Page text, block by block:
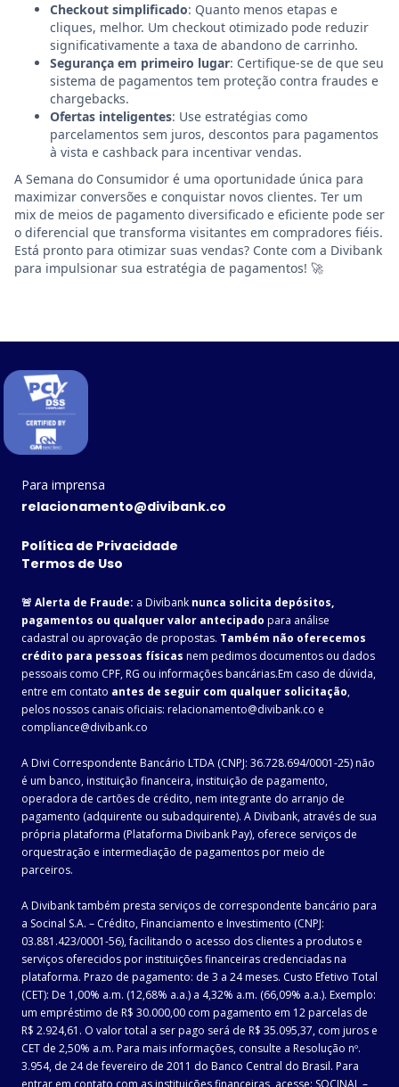
Checkout simplificado: Quanto menos etapas e
cliques, melhor. Um checkout otimizado pode reduzir
significativamente a taxa de abandono de carrinho.
Segurança em primeiro lugar: Certifique-se de que seu
sistema de pagamentos tem proteção contra fraudes e
chargebacks.
Ofertas inteligentes: Use estratégias como
parcelamentos sem juros, descontos para pagamentos
à vista e cashback para incentivar vendas.
A Semana do Consumidor é uma oportunidade única para
maximizar conversões e conquistar novos clientes. Ter um
mix de meios de pagamento diversificado e eficiente pode ser
o diferencial que transforma visitantes em compradores fiéis.
Está pronto para otimizar suas vendas? Conte com a Divibank
para impulsionar sua estratégia de pagamentos! 🚀
Para imprensa
relacionamento@divibank.co
Política de Privacidade
Termos de Uso
🚨 Alerta de Fraude: a Divibank nunca solicita depósitos,
pagamentos ou qualquer valor antecipado para análise
cadastral ou aprovação de propostas. Também não oferecemos
crédito para pessoas físicas nem pedimos documentos ou dados
pessoais como CPF, RG ou informações bancárias.Em caso de dúvida,
entre em contato antes de seguir com qualquer solicitação,
pelos nossos canais oficiais: relacionamento@divibank.co e
compliance@divibank.co
A Divi Correspondente Bancário LTDA (CNPJ: 36.728.694/0001-25) não
é um banco, instituição financeira, instituição de pagamento,
operadora de cartões de crédito, nem integrante do arranjo de
pagamento (adquirente ou subadquirente). A Divibank, através de sua
própria plataforma (Plataforma Divibank Pay), oferece serviços de
orquestração e intermediação de pagamentos por meio de
parceiros.
A Divibank também presta serviços de correspondente bancário para
a Socinal S.A. – Crédito, Financiamento e Investimento (CNPJ:
03.881.423/0001-56), facilitando o acesso dos clientes a produtos e
serviços oferecidos por instituições financeiras credenciadas na
plataforma. Prazo de pagamento: de 3 a 24 meses. Custo Efetivo Total
(CET): De 1,00% a.m. (12,68% a.a.) a 4,32% a.m. (66,09% a.a.). Exemplo:
um empréstimo de R$ 30.000,00 com pagamento em 12 parcelas de
R$ 2.924,61. O valor total a ser pago será de R$ 35.095,37, com juros e
CET de 2,50% a.m. Para mais informações, consulte a Resolução nº.
3.954, de 24 de fevereiro de 2011 do Banco Central do Brasil. Para
entrar em contato com as instituições financeiras, acesse: SOCINAL –